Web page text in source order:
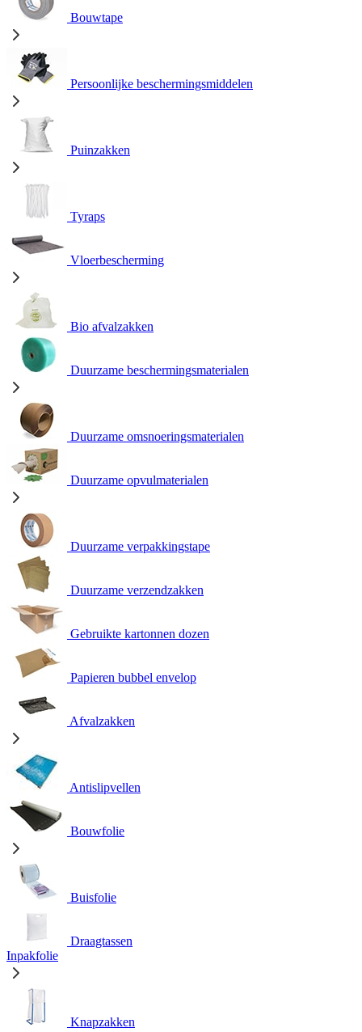
Bouwtape
Persoonlijke beschermingsmiddelen
Puinzakken
Tyraps
Vloerbescherming
Bio afvalzakken
Duurzame beschermingsmaterialen
Duurzame omsnoeringsmaterialen
Duurzame opvulmaterialen
Duurzame verpakkingstape
Duurzame verzendzakken
Gebruikte kartonnen dozen
Papieren bubbel envelop
Afvalzakken
Antislipvellen
Bouwfolie
Buisfolie
Draagtassen
Inpakfolie
Knapzakken